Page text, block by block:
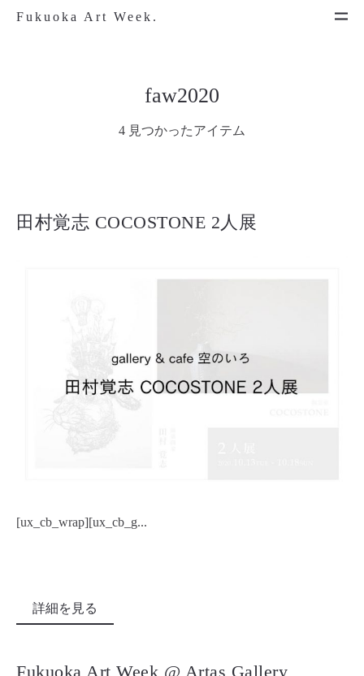
Fukuoka Art Week.
faw2020
4 見つかったアイテム
田村覚志 COCOSTONE 2人展
[ux_cb_wrap][ux_cb_g...
詳細を見る
Fukuoka Art Week @ Artas Gallery